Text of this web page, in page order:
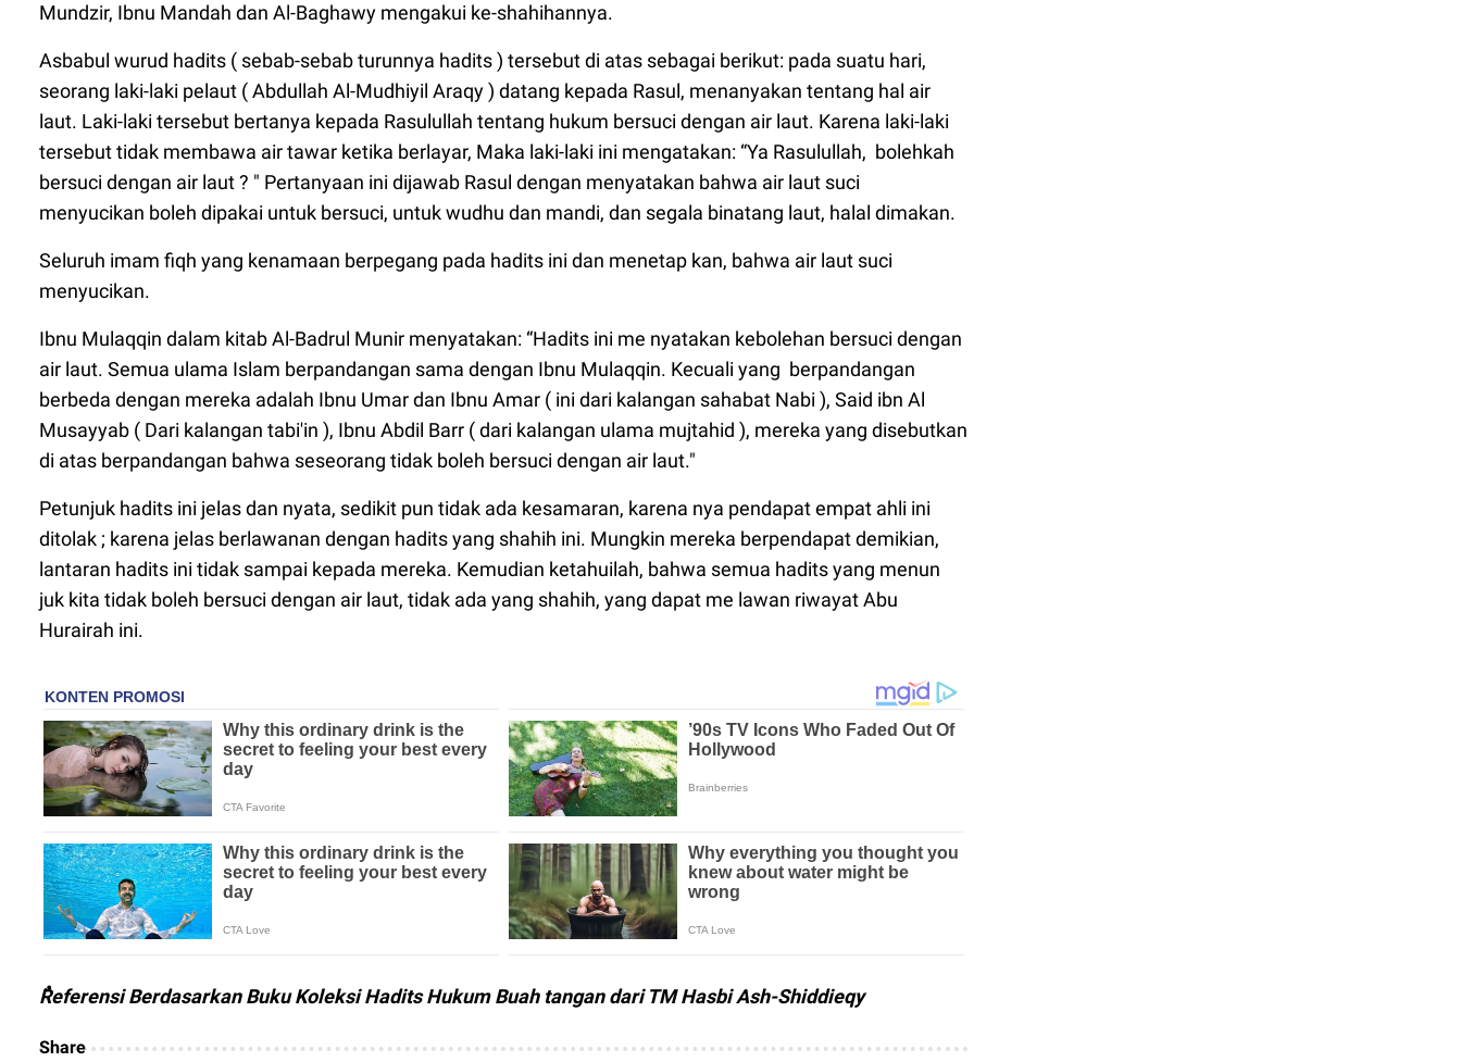
Mundzir, Ibnu Mandah dan Al-Baghawy mengakui ke-shahihannya.
Asbabul wurud hadits ( sebab-sebab turunnya hadits ) tersebut di atas sebagai berikut: pada suatu hari,
seorang laki-laki pelaut ( Abdullah Al-Mudhiyil Araqy ) datang kepada Rasul, menanyakan tentang hal air
laut. Laki-laki tersebut bertanya kepada Rasulullah tentang hukum bersuci dengan air laut. Karena laki-laki
tersebut tidak membawa air tawar ketika berlayar, Maka laki-laki ini mengatakan: “Ya Rasulullah, bolehkah
bersuci dengan air laut ? " Pertanyaan ini dijawab Rasul dengan menyatakan bahwa air laut suci
menyucikan boleh dipakai untuk bersuci, untuk wudhu dan mandi, dan segala binatang laut, halal dimakan.
Seluruh imam fiqh yang kenamaan berpegang pada hadits ini dan menetap kan, bahwa air laut suci
menyucikan.
Ibnu Mulaqqin dalam kitab Al-Badrul Munir menyatakan: “Hadits ini me nyatakan kebolehan bersuci dengan
air laut. Semua ulama Islam berpandangan sama dengan Ibnu Mulaqqin. Kecuali yang berpandangan
berbeda dengan mereka adalah Ibnu Umar dan Ibnu Amar ( ini dari kalangan sahabat Nabi ), Said ibn Al
Musayyab ( Dari kalangan tabi'in ), Ibnu Abdil Barr ( dari kalangan ulama mujtahid ), mereka yang disebutkan
di atas berpandangan bahwa seseorang tidak boleh bersuci dengan air laut."
Petunjuk hadits ini jelas dan nyata, sedikit pun tidak ada kesamaran, karena nya pendapat empat ahli ini
ditolak ; karena jelas berlawanan dengan hadits yang shahih ini. Mungkin mereka berpendapat demikian,
lantaran hadits ini tidak sampai kepada mereka. Kemudian ketahuilah, bahwa semua hadits yang menun
juk kita tidak boleh bersuci dengan air laut, tidak ada yang shahih, yang dapat me lawan riwayat Abu
Hurairah ini.
ٌReferensi Berdasarkan Buku Koleksi Hadits Hukum Buah tangan dari TM Hasbi Ash-Shiddieqy
Share